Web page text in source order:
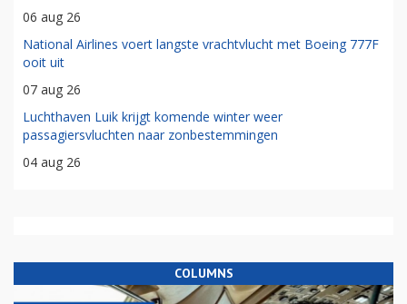
06 aug 26
National Airlines voert langste vrachtvlucht met Boeing 777F
ooit uit
07 aug 26
Luchthaven Luik krijgt komende winter weer
passagiersvluchten naar zonbestemmingen
04 aug 26
COLUMNS